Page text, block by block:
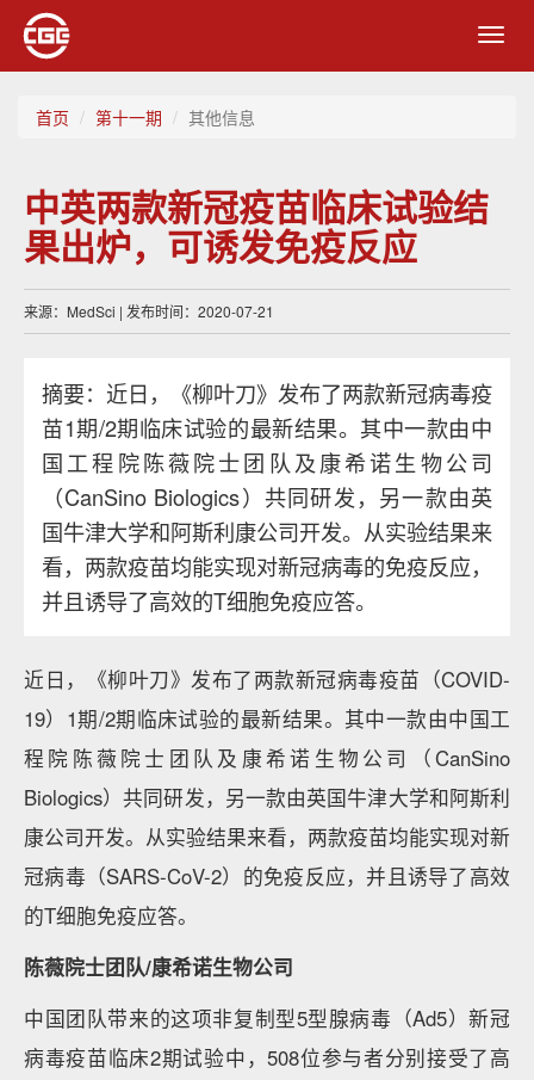
首页 第十一期 其他信息
中英两款新冠疫苗临床试验结
果出炉，可诱发免疫反应
来源：MedSci | 发布时间：2020-07-21
摘要：近日，《柳叶刀》发布了两款新冠病毒疫
苗1期/2期临床试验的最新结果。其中一款由中
国工程院陈薇院士团队及康希诺生物公司
（CanSino Biologics）共同研发，另一款由英
国牛津大学和阿斯利康公司开发。从实验结果来
看，两款疫苗均能实现对新冠病毒的免疫反应，
并且诱导了高效的T细胞免疫应答。
近日，《柳叶刀》发布了两款新冠病毒疫苗（COVID-
19）1期/2期临床试验的最新结果。其中一款由中国工
程院陈薇院士团队及康希诺生物公司（CanSino
Biologics）共同研发，另一款由英国牛津大学和阿斯利
康公司开发。从实验结果来看，两款疫苗均能实现对新
冠病毒（SARS-CoV-2）的免疫反应，并且诱导了高效
的T细胞免疫应答。
陈薇院士团队/康希诺生物公司
中国团队带来的这项非复制型5型腺病毒（Ad5）新冠
病毒疫苗临床2期试验中，508位参与者分别接受了高